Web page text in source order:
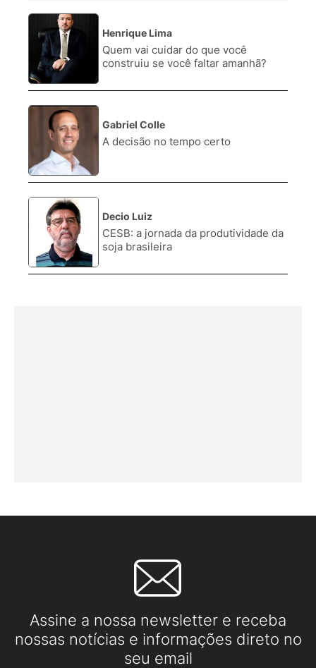
2.
Henrique Lima
Quem vai cuidar do que você
construiu se você faltar amanhã?
Gabriel Colle
A decisão no tempo certo
Decio Luiz
CESB: a jornada da produtividade da
soja brasileira
Assine a nossa newsletter e receba
nossas notícias e informações direto no
seu email